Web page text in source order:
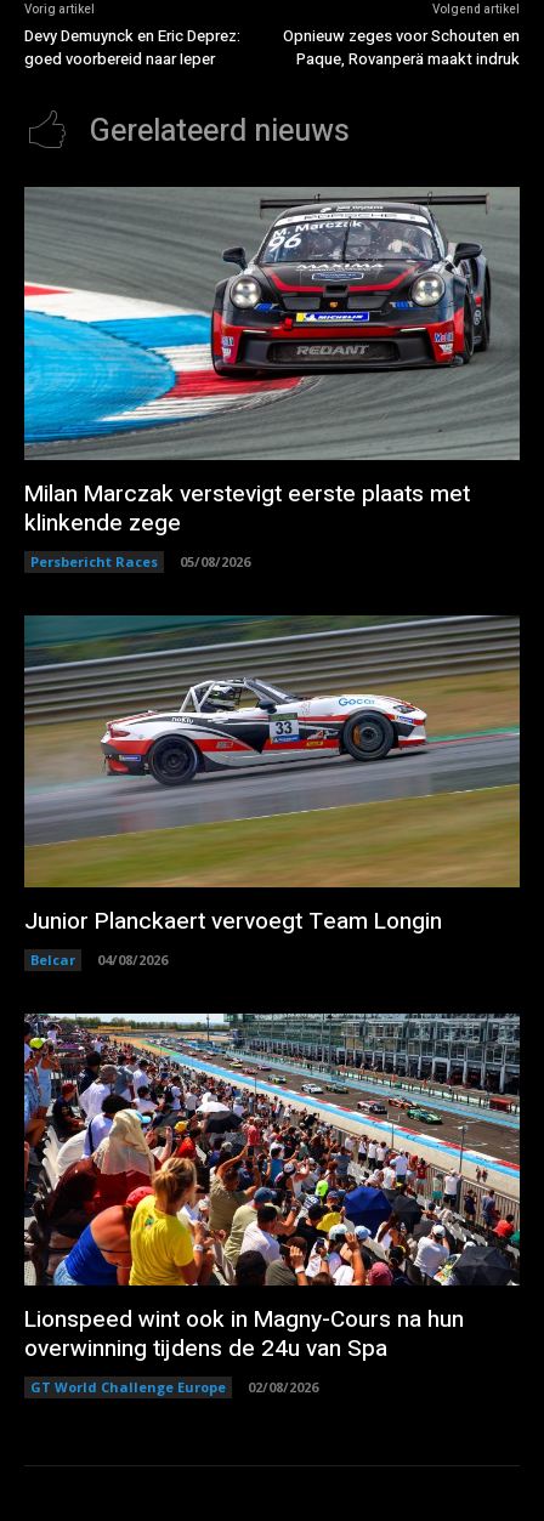
Vorig artikel
Devy Demuynck en Eric Deprez:
goed voorbereid naar Ieper
Volgend artikel
Opnieuw zeges voor Schouten en
Paque, Rovanperä maakt indruk
Gerelateerd nieuws
Milan Marczak verstevigt eerste plaats met
klinkende zege
Persbericht Races 05/08/2026
Junior Planckaert vervoegt Team Longin
Belcar 04/08/2026
Lionspeed wint ook in Magny-Cours na hun
overwinning tijdens de 24u van Spa
GT World Challenge Europe 02/08/2026